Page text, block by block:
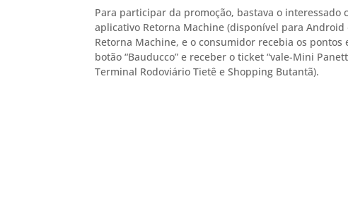
Para participar da promoção, bastava o
aplicativo Retorna Machine (disponível para
Retorna Machine, e o consumidor recebia os
botão “Bauducco” e receber o ticket “vale-Mini
Terminal Rodoviário Tietê e Shopping Butantã).